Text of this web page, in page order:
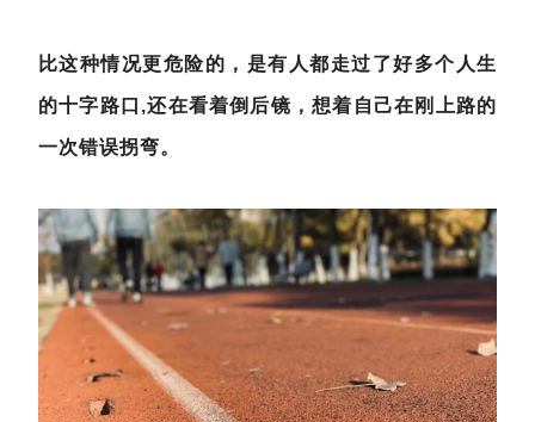
比这种情况更危险的，是有人都走过了好多个人生
的十字路口,还在看着倒后镜，想着自己在刚上路的
一次错误拐弯。